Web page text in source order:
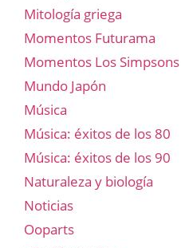
Mitología griega
Momentos Futurama
Momentos Los Simpsons
Mundo Japón
Música
Música: éxitos de los 80
Música: éxitos de los 90
Naturaleza y biología
Noticias
Ooparts